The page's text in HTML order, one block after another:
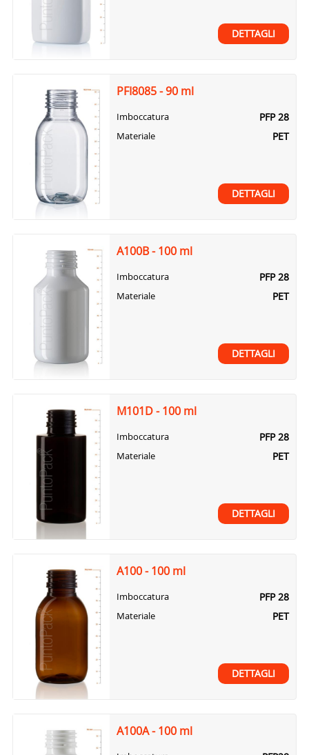
DETTAGLI
PFI8085 - 90 ml
Imboccatura PFP 28
Materiale PET
DETTAGLI
A100B - 100 ml
Imboccatura PFP 28
Materiale PET
DETTAGLI
M101D - 100 ml
Imboccatura PFP 28
Materiale PET
DETTAGLI
A100 - 100 ml
Imboccatura PFP 28
Materiale PET
DETTAGLI
A100A - 100 ml